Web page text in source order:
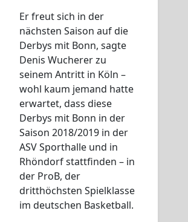
Er freut sich in der
nächsten Saison auf die
Derbys mit Bonn, sagte
Denis Wucherer zu
seinem Antritt in Köln –
wohl kaum jemand hatte
erwartet, dass diese
Derbys mit Bonn in der
Saison 2018/2019 in der
ASV Sporthalle und in
Rhöndorf stattfinden – in
der ProB, der
dritthöchsten Spielklasse
im deutschen Basketball.